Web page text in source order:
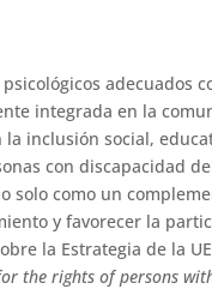
adecuados
integrada en la
inclusión social,
con discapacidad
solo como un
y favorecer la
la Estrategia de la
the rights of persons